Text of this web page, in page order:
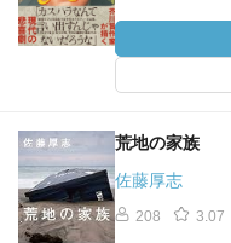
荒地の家族
佐藤厚志
208 3.07